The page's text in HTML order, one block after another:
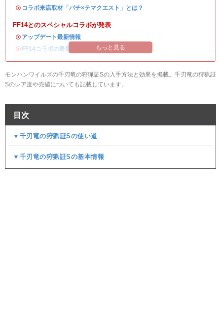
・ コラボ来店取材「パチ×テマクエスト」とは？
FF14とのスペシャルコラボが発表
・ アップデート最新情報
・ FF14コラボの最新情報 オメガ・プラネテス攻略
もっと見る
モンハンワイルズの千刃竜の狩猟証Sの入手方法と効果を掲載。千刃竜の狩猟証
Sのレア度や売値についても記載しています。
目次
▼千刃竜の狩猟証Sの使い道
▼千刃竜の狩猟証Sの基本情報